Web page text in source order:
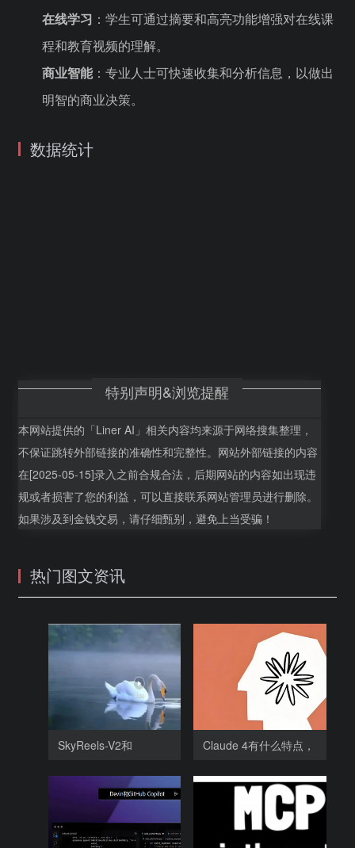
在线学习 ：学生可通过摘要和高亮功能增强对在线课
程和教育视频的理解。
商业智能：专业人士可快速收集和分析信息，以做出
明智的商业决策。
数据统计
特别声明&浏览提醒
本网站提供的「Liner AI」相关内容均来源于网络搜集整理，
不保证跳转外部链接的准确性和完整性。网站外部链接的内容
在[2025-05-15]录入之前合规合法，后期网站的内容如出现违
规或者损害了您的利益，可以直接联系网站管理员进行删除。
如果涉及到金钱交易，请仔细甄别，避免上当受骗！
热门图文资讯
SkyReels-V2和
Claude 4有什么特点，